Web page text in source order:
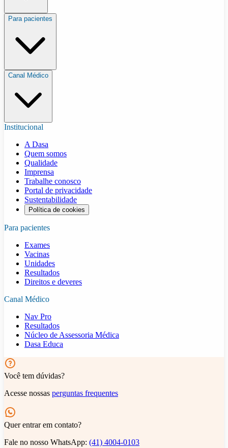
Para pacientes
Canal Médico
Institucional
A Dasa
Quem somos
Qualidade
Imprensa
Trabalhe conosco
Portal de privacidade
Sustentabilidade
Política de cookies
Para pacientes
Exames
Vacinas
Unidades
Resultados
Direitos e deveres
Canal Médico
Nav Pro
Resultados
Núcleo de Assessoria Médica
Dasa Educa
Você tem dúvidas?
Acesse nossas perguntas frequentes
Quer entrar em contato?
Fale no nosso WhatsApp: (41) 4004-0103